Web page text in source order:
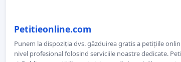
Petitieonline.com
Punem la dispoziția dvs. găzduirea gratis a petițiile
nivel profesional folosind serviciile noastre dedicate.